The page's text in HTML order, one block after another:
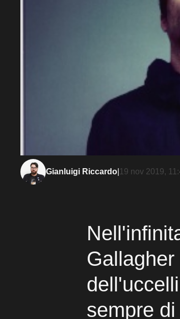
Gianluigi Riccardo 19 nov 2019,
sempre